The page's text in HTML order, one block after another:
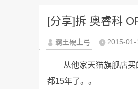
[分享]拆 奥睿科
霸王硬上弓 2015-01-
从他家天猫旗舰店
都15年了。。